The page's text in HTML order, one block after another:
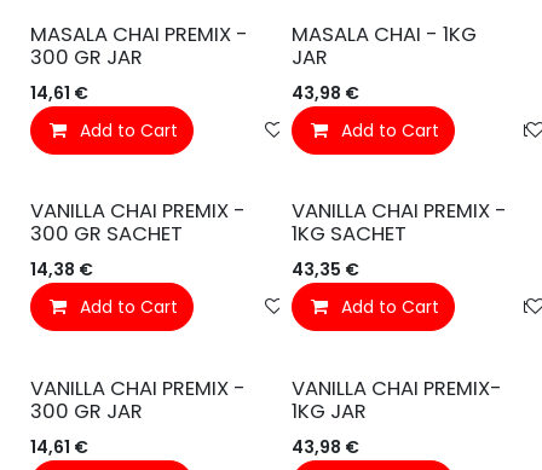
MASALA CHAI PREMIX -
300 GR JAR
14,61 €
Add to Cart
Toevoegen aan verlanglijst
MASALA CHAI - 1KG
JAR
43,98 €
Add to Cart
VANILLA CHAI PREMIX -
300 GR SACHET
14,38 €
Add to Cart
Toevoegen aan verlanglijst
VANILLA CHAI PREMIX -
1KG SACHET
43,35 €
Add to Cart
VANILLA CHAI PREMIX -
300 GR JAR
14,61 €
VANILLA CHAI PREMIX-
1KG JAR
43,98 €